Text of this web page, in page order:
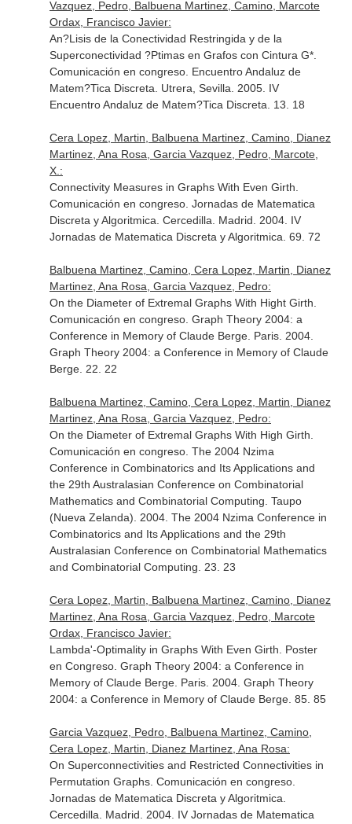
Vazquez, Pedro, Balbuena Martinez, Camino, Marcote
Ordax, Francisco Javier:
An?Lisis de la Conectividad Restringida y de la
Superconectividad ?Ptimas en Grafos con Cintura G*.
Comunicación en congreso. Encuentro Andaluz de
Matem?Tica Discreta. Utrera, Sevilla. 2005. IV
Encuentro Andaluz de Matem?Tica Discreta. 13. 18
Cera Lopez, Martin, Balbuena Martinez, Camino, Dianez
Martinez, Ana Rosa, Garcia Vazquez, Pedro, Marcote,
X.:
Connectivity Measures in Graphs With Even Girth.
Comunicación en congreso. Jornadas de Matematica
Discreta y Algoritmica. Cercedilla. Madrid. 2004. IV
Jornadas de Matematica Discreta y Algoritmica. 69. 72
Balbuena Martinez, Camino, Cera Lopez, Martin, Dianez
Martinez, Ana Rosa, Garcia Vazquez, Pedro:
On the Diameter of Extremal Graphs With Hight Girth.
Comunicación en congreso. Graph Theory 2004: a
Conference in Memory of Claude Berge. Paris. 2004.
Graph Theory 2004: a Conference in Memory of Claude
Berge. 22. 22
Balbuena Martinez, Camino, Cera Lopez, Martin, Dianez
Martinez, Ana Rosa, Garcia Vazquez, Pedro:
On the Diameter of Extremal Graphs With High Girth.
Comunicación en congreso. The 2004 Nzima
Conference in Combinatorics and Its Applications and
the 29th Australasian Conference on Combinatorial
Mathematics and Combinatorial Computing. Taupo
(Nueva Zelanda). 2004. The 2004 Nzima Conference in
Combinatorics and Its Applications and the 29th
Australasian Conference on Combinatorial Mathematics
and Combinatorial Computing. 23. 23
Cera Lopez, Martin, Balbuena Martinez, Camino, Dianez
Martinez, Ana Rosa, Garcia Vazquez, Pedro, Marcote
Ordax, Francisco Javier:
Lambda'-Optimality in Graphs With Even Girth. Poster
en Congreso. Graph Theory 2004: a Conference in
Memory of Claude Berge. Paris. 2004. Graph Theory
2004: a Conference in Memory of Claude Berge. 85. 85
Garcia Vazquez, Pedro, Balbuena Martinez, Camino,
Cera Lopez, Martin, Dianez Martinez, Ana Rosa:
On Superconnectivities and Restricted Connectivities in
Permutation Graphs. Comunicación en congreso.
Jornadas de Matematica Discreta y Algoritmica.
Cercedilla. Madrid. 2004. IV Jornadas de Matematica